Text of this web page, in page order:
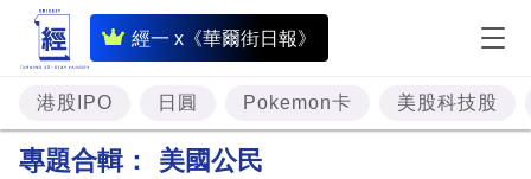
經一 x《華爾街日報》
即
時
財
經
港股IPO 日圓 Pokemon卡 美股科技股
專題合輯： 美國公民